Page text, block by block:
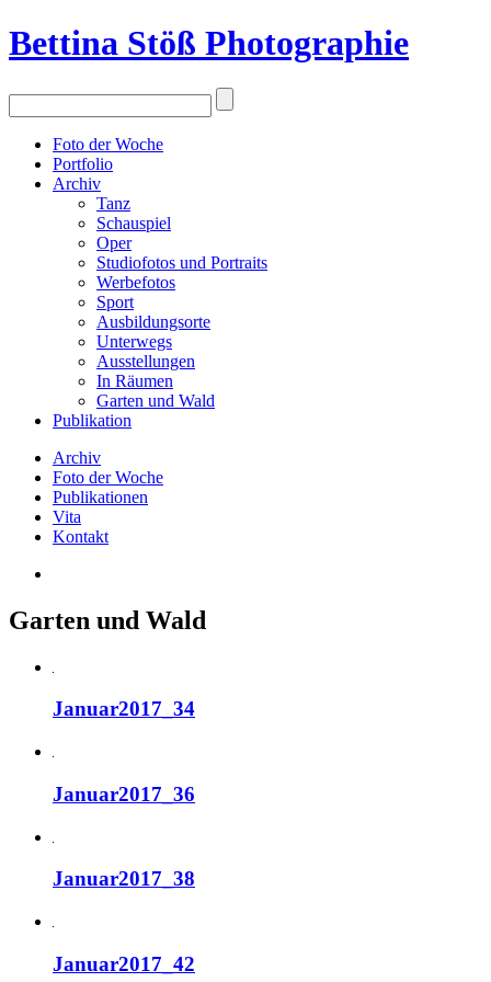
Bettina Stöß Photographie
Foto der Woche
Portfolio
Archiv
Tanz
Schauspiel
Oper
Studiofotos und Portraits
Werbefotos
Sport
Ausbildungsorte
Unterwegs
Ausstellungen
In Räumen
Garten und Wald
Publikation
Archiv
Foto der Woche
Publikationen
Vita
Kontakt
Garten und Wald
Januar2017_34
Januar2017_36
Januar2017_38
Januar2017_42